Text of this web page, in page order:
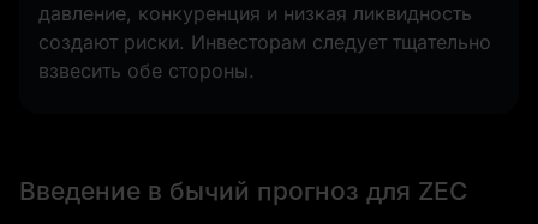
давление, конкуренция и низкая ликвидность
создают риски. Инвесторам следует тщательно
взвесить обе стороны.
Введение в бычий прогноз для ZEC